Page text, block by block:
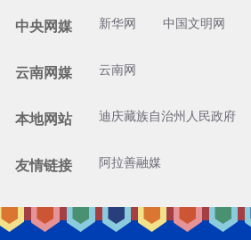
中央网媒 新华网 中国文明网
云南网媒 云南网
本地网站 迪庆藏族自治州人民政府
友情链接 阿拉善融媒